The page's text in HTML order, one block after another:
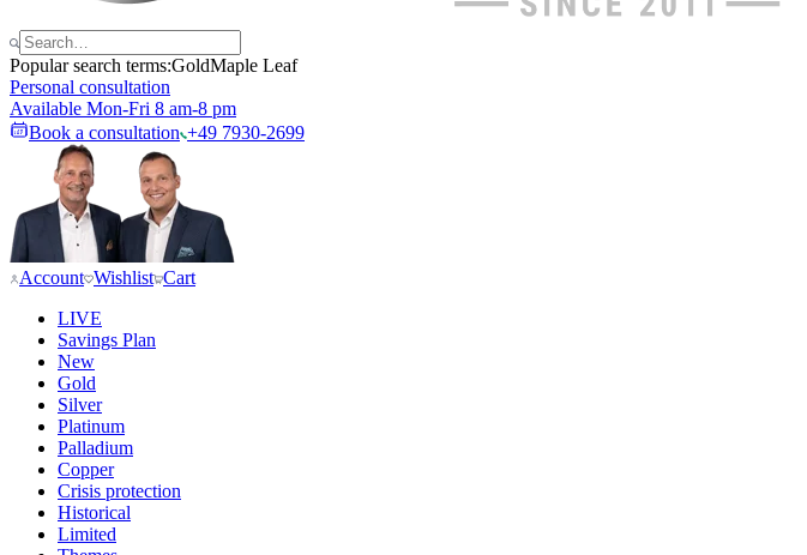
Popular search terms:GoldMaple Leaf
Personal consultation
Available Mon-Fri 8 am-8 pm
Book a consultation +49 7930-2699
Account Wishlist Cart
LIVE
Savings Plan
New
Gold
Silver
Platinum
Palladium
Copper
Crisis protection
Historical
Limited